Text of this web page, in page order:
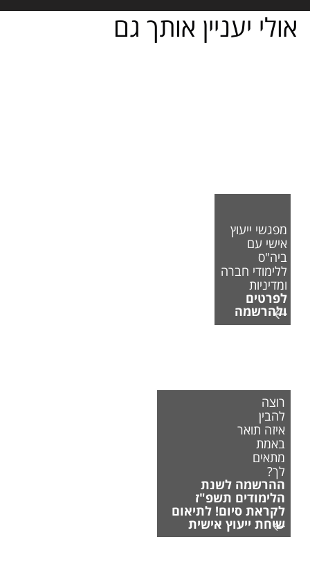
אולי יעניין אותך גם
מפגשי ייעוץ
אישי עם
ביה"ס
ללימודי חברה
ומדיניות
לפרטים
ולהרשמה
רוצה
להבין
איזה תואר
באמת
מתאים
לך?
ההרשמה לשנת
הלימודים תשפ"ז
לקראת סיום! לתיאום
שיחת ייעוץ אישית